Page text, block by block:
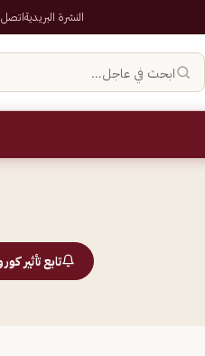
النشرة البريديةاتصل
ابحث في عاجل…
تابع تأثير